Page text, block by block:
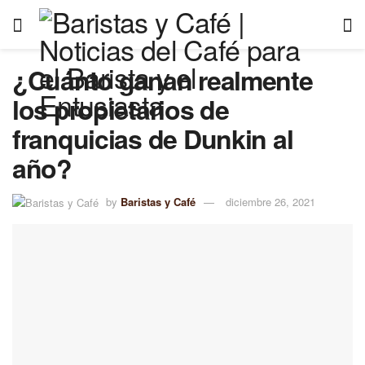
¿Cuánto ganan realmente
los propietarios de
franquicias de Dunkin al
año?
by Baristas y Café diciembre 26, 2021